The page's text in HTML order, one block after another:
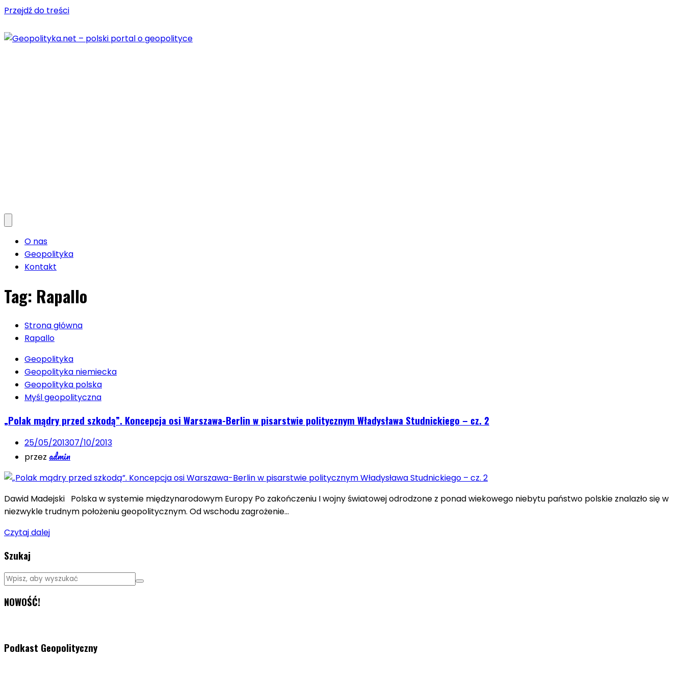
Przejdź do treści
O nas
Geopolityka
Kontakt
Tag: Rapallo
Strona główna
Rapallo
Geopolityka
Geopolityka niemiecka
Geopolityka polska
Myśl geopolityczna
„Polak mądry przed szkodą”. Koncepcja osi Warszawa-Berlin w pisarstwie politycznym Władysława Studnickiego – cz. 2
25/05/201307/10/2013
przez admin
Dawid Madejski Polska w systemie międzynarodowym Europy Po zakończeniu I wojny światowej odrodzone z ponad wiekowego niebytu państwo polskie znalazło się w
niezwykle trudnym położeniu geopolitycznym. Od wschodu zagrożenie…
Czytaj dalej
Szukaj
NOWOŚĆ!
Podkast Geopolityczny